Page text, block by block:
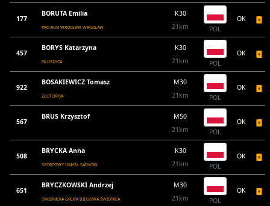
177
BORUTA Emilia
PRO-RUN WROCŁAW WROCŁAW
K30
21km
POL
OK
457
BORYS Katarzyna
GŁUSZYCA
K30
21km
POL
OK
922
BOSAKIEWICZ Tomasz
ZŁOTORYJA
M30
21km
POL
OK
567
BRUS Krzysztof
M50
21km
POL
OK
508
BRYCKA Anna
SPORTOWY UMYSŁ SADKÓW
K30
21km
POL
OK
651
BRYCZKOWSKI Andrzej
ŚWIDNICKA GRUPA BIEGOWA ŚWIDNICA
M30
21km
POL
OK